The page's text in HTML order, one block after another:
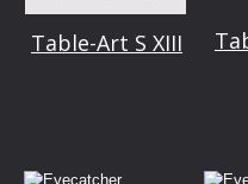
Table-Art S XIII